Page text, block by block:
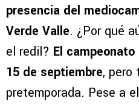
presencia del
Verde Valle. ¿Por qué
el redil? El
15 de septiembre, pero
pretemporada. Pese a